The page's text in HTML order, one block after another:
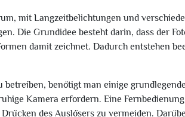
mit Langzeitbelichtungen und
Die Grundidee besteht darin, dass der
damit zeichnet. Dadurch entstehen
betreiben, benötigt man einige
Kamera erfordern. Eine
des Auslösers zu vermeiden.